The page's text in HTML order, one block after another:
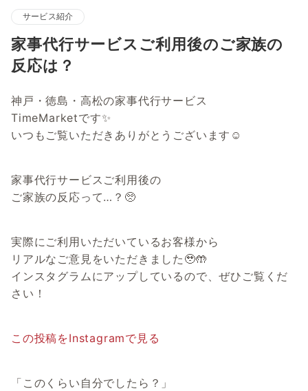
サービス紹介
家事代行サービスご利用後のご家族の
反応は？
神戸・徳島・高松の家事代行サービス
TimeMarketです✨
いつもご覧いただきありがとうございます☺
家事代行サービスご利用後の
ご家族の反応って…？🥺
実際にご利用いただいているお客様から
リアルなご意見をいただきました🥹🤲
インスタグラムにアップしているので、ぜひご覧くだ
さい！
この投稿をInstagramで見る
「このくらい自分でしたら？」